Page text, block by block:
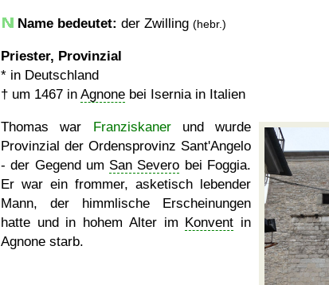
Name bedeutet: der Zwilling (hebr.)
Priester, Provinzial
* in Deutschland
† um 1467 in Agnone bei Isernia in Italien
Thomas war Franziskanerund wurde
Provinzial der Ordensprovinz Sant'Angelo
- der Gegend um San Severo bei Foggia.
Er war ein frommer, asketisch lebender
Mann, der himmlische Erscheinungen
hatte und in hohem Alter im Konvent in
Agnone starb.